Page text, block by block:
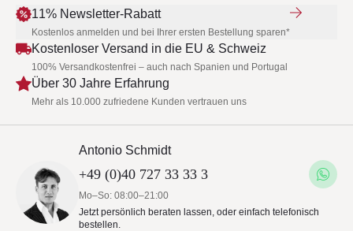
11% Newsletter-Rabatt
Kostenlos anmelden und bei Ihrer ersten Bestellung sparen*
Kostenloser Versand in die EU & Schweiz
100% Versandkostenfrei – auch nach Spanien und Portugal
Über 30 Jahre Erfahrung
Mehr als 10.000 zufriedene Kunden vertrauen uns
Antonio Schmidt
+49 (0)40 727 33 33 3
Mo–So: 08:00–21:00
Jetzt persönlich beraten lassen, oder einfach telefonisch
bestellen.